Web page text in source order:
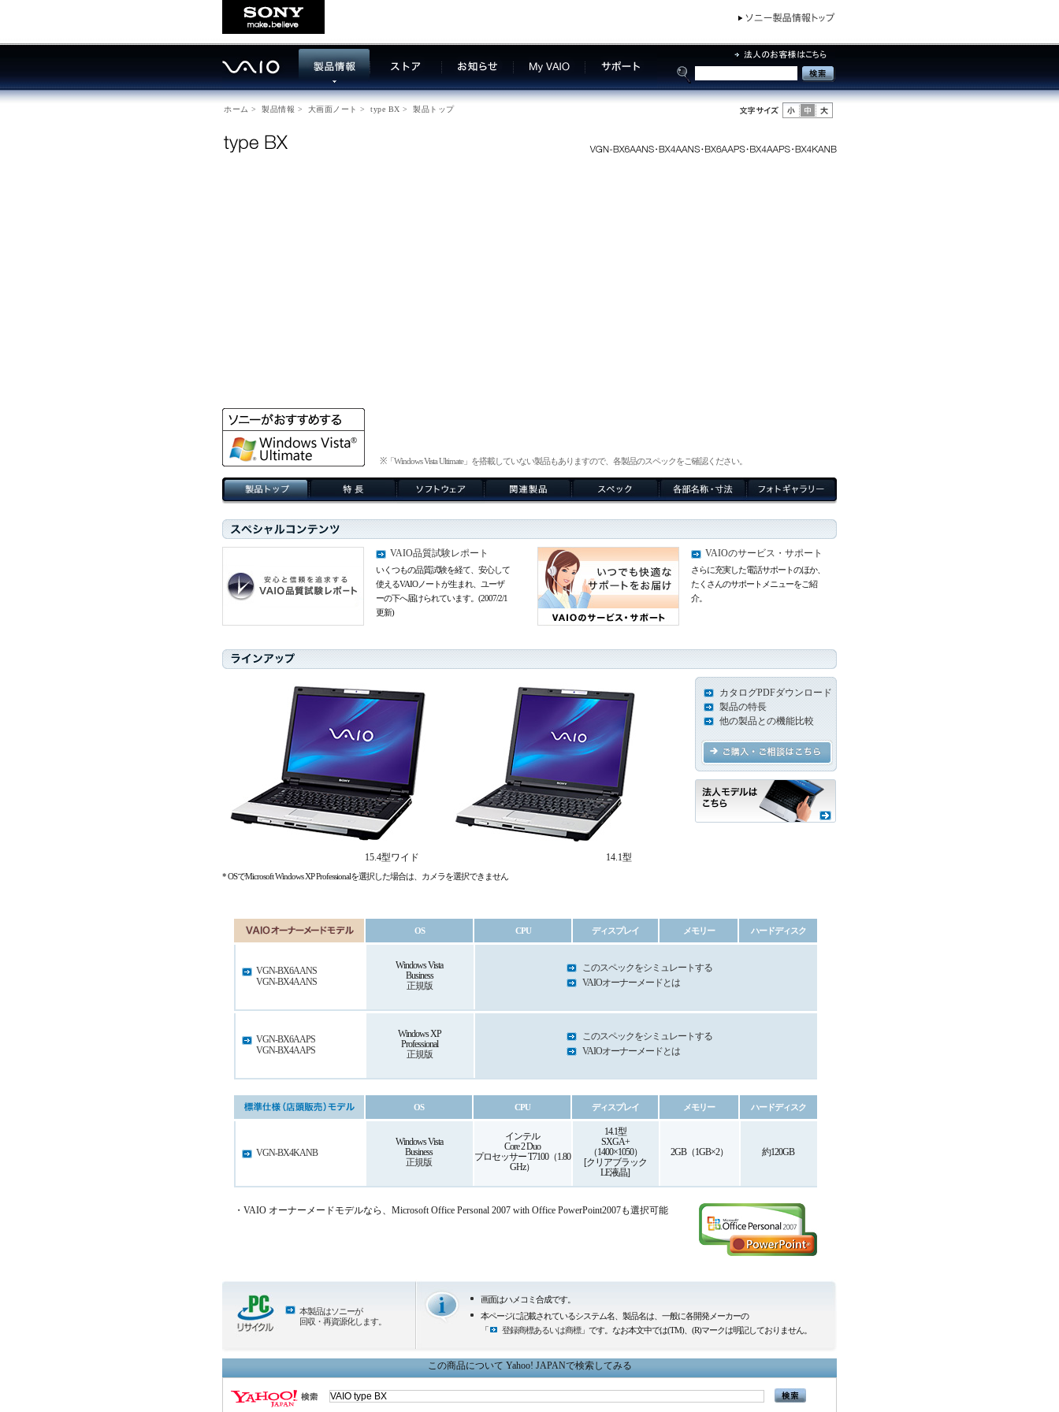
ホーム > 製品情報 > 大画面ノート > type BX > 製品トップ
※「Windows Vista Ultimate」を搭載していない製品もありますので、各製品のスペックをご確認ください。
VAIO品質試験レポート
いくつもの品質試験を経て、安心して
使えるVAIOノートが生まれ、ユーザ
ーの下へ届けられています。(2007/2/1
更新)
VAIOのサービス・サポート
さらに充実した電話サポートのほか、
たくさんのサポートメニューをご紹
介。
15.4型ワイド 14.1型
* OSでMicrosoft Windows XP Professionalを選択した場合は、カメラを選択できません
カタログPDFダウンロード
製品の特長
他の製品との機能比較
OS CPU ディスプレイ メモリー ハードディスク
VGN-BX6AANS
VGN-BX4AANS
Windows Vista
Business
正規版
このスペックをシミュレートする
VAIOオーナーメードとは
VGN-BX6AAPS
VGN-BX4AAPS
Windows XP
Professional
正規版
このスペックをシミュレートする
VAIOオーナーメードとは
OS CPU ディスプレイ メモリー ハードディスク
VGN-BX4KANB
Windows Vista
Business
正規版
インテル
Core 2 Duo
プロセッサー T7100（1.80
GHz）
14.1型
SXGA+
（1400×1050）
[クリアブラック
LE液晶]
2GB（1GB×2） 約120GB
・VAIO オーナーメードモデルなら、Microsoft Office Personal 2007 with Office PowerPoint2007も選択可能
本製品はソニーが
回収・再資源化します。
画面はハメコミ合成です。
本ページに記載されているシステム名、製品名は、一般に各開発メーカーの
「
登録商標あるいは商標」です。なお本文中では(TM)、(R)マークは明記しておりません。
この商品について Yahoo! JAPANで検索してみる